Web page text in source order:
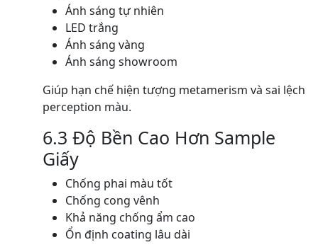
Ánh sáng tự nhiên
LED trắng
Ánh sáng vàng
Ánh sáng showroom
Giúp hạn chế hiện tượng metamerism và sai lệch
perception màu.
6.3 Độ Bền Cao Hơn Sample
Giấy
Chống phai màu tốt
Chống cong vênh
Khả năng chống ẩm cao
Ổn định coating lâu dài